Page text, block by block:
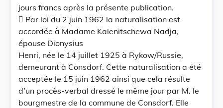
jours francs après la présente publication.
 Par loi du 2 juin 1962 la naturalisation est
accordée à Madame Kalenitschewa Nadja,
épouse Dionysius
Henri, née le 14 juillet 1925 à Rykow/Russie,
demeurant à Consdorf. Cette naturalisation a été
acceptée le 15 juin 1962 ainsi que cela résulte
d’un procès-verbal dressé le même jour par M. le
bourgmestre de la commune de Consdorf. Elle